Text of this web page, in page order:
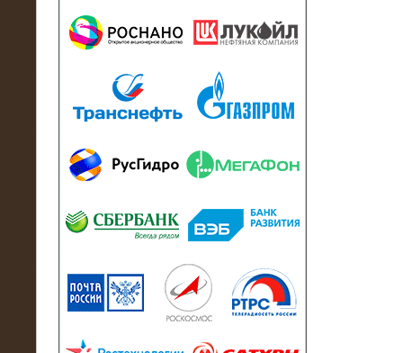
модуль в контейнере 2700 кВА на
Балтийский завод
Активно-реактивные нагрузочные
модули 15 МВт (21,5 МВА) На Кубок
конфедераций